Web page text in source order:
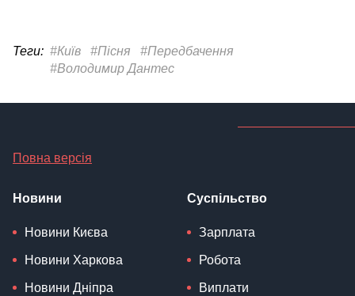
Теги: #Київ #Пісня
#Передбачення
#Володимир Дантес
Повна версія
Новини
Новини Києва
Новини Харкова
Новини Дніпра
Суспільство
Зарплата
Робота
Виплати